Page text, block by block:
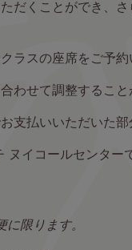
だくことができ、
ラスの座席をご予約
わせて調整すること
支払いいただいた
イコールセンター
限ります。